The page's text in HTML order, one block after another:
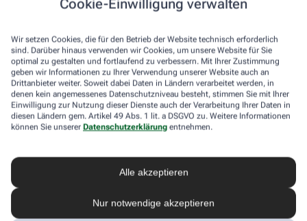
Cookie-Einwilligung verwalten
Wir setzen Cookies, die für den Betrieb der Website technisch erforderlich
sind. Darüber hinaus verwenden wir Cookies, um unsere Website für Sie
optimal zu gestalten und fortlaufend zu verbessern. Mit Ihrer Zustimmung
geben wir Informationen zu Ihrer Verwendung unserer Website auch an
Drittanbieter weiter. Soweit dabei Daten in Ländern verarbeitet werden, in
denen kein angemessenes Datenschutzniveau besteht, stimmen Sie mit Ihrer
Einwilligung zur Nutzung dieser Dienste auch der Verarbeitung Ihrer Daten in
diesen Ländern gem. Artikel 49 Abs. 1 lit. a DSGVO zu. Weitere Informationen
können Sie unserer Datenschutzerklärung entnehmen.
Alle akzeptieren
Nur notwendige akzeptieren
die Lymphe in die Lymphknoten transportiert werden, wo sich die
Wer bei Schmuddelwetter nicht vor die Tür mag, kann sein
Immunsystem mit kalt-warmen Wechselduschen auf Trab
bringen und die Anfälligkeit für Erkältungsinfekte senken. Der
Kältereiz kurbelt die Durchblutung an und bringt den Kreislauf in
Schwung, je regelmäßiger wir ihm ausgesetzt sind, desto
unempfindlicher reagiert der Körper in der kalten Jahreszeit auf
die großen Temperaturunterschiede.
Dusche. Anschließend die Wassertemperatur auf kühl bis kalt
stellen und den Wasserstrahl vom rechten Fuß entlang bis zur
Hüfte führen und auf der Innenseite des Oberschenkels wieder